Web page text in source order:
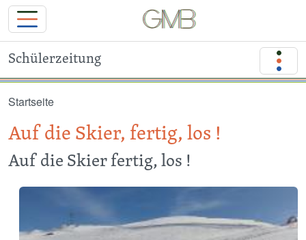
Schülerzeitung
Startseite
Auf die Skier, fertig, los !
Auf die Skier fertig, los !
Image